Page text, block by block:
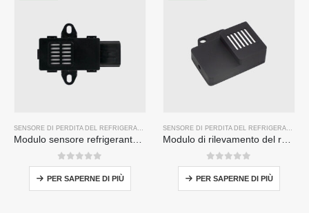
SENSORE DI PERDITA DEL REFRIGERANTE R290 ,SENSORE DEL GAS REFRIGERANTE
Modulo sensore refrigerante ZRT510E-R290
0su 5
PER SAPERNE DI PIÙ
SENSORE DI PERDITA DEL REFRIGERANTE R290
Modulo di rilevamento del refrigerante serie ZRT512
0su 5
PER SAPERNE DI PIÙ